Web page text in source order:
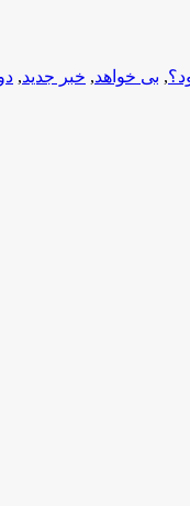
, بی خواهد, خبر جدید,